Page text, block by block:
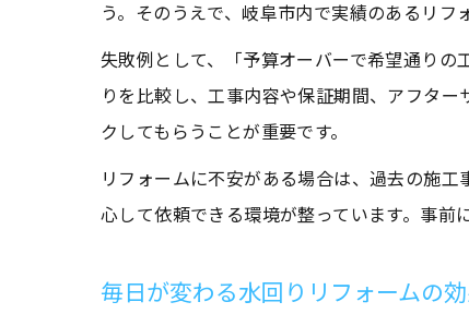
う。そのうえで、岐阜市内で実績のあるリフ
失敗例として、「予算オーバーで希望通り
りを比較し、工事内容や保証期間、アフタ
クしてもらうことが重要です。
リフォームに不安がある場合は、過去の施
心して依頼できる環境が整っています。事前
毎日が変わる水回りリフォームの